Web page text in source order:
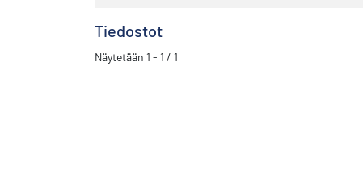
Tiedostot
Näytetään 1 - 1 / 1